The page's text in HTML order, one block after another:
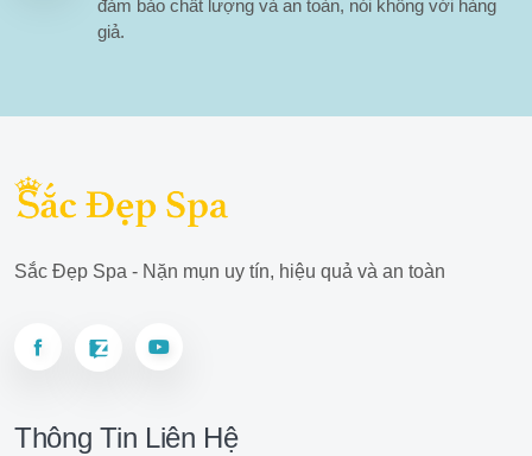
đảm bảo chất lượng và an toàn, nói không với hàng
giả.
Sắc Đẹp Spa - Nặn mụn uy tín, hiệu quả và an toàn
Thông Tin Liên Hệ